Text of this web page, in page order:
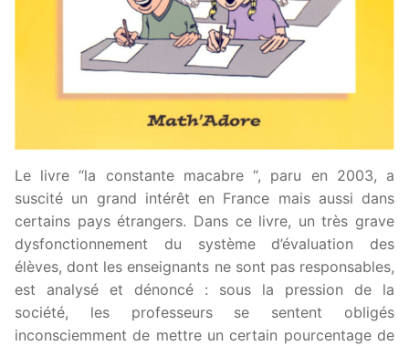
Le livre “la constante macabre “, paru en 2003, a
suscité un grand intérêt en France mais aussi dans
certains pays étrangers. Dans ce livre, un très grave
dysfonctionnement du système d’évaluation des
élèves, dont les enseignants ne sont pas responsables,
est analysé et dénoncé : sous la pression de la
société, les professeurs se sentent obligés
inconsciemment de mettre un certain pourcentage de